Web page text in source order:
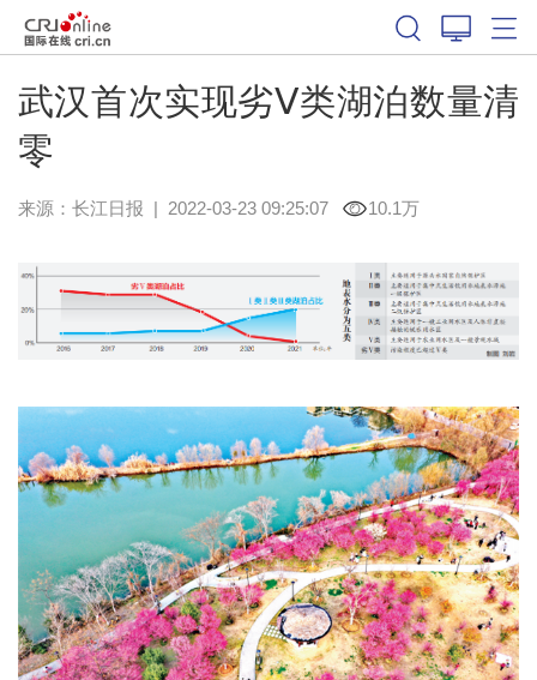
武汉首次实现劣Ⅴ类湖泊数量清
零
来源： 长江日报 | 2022-03-23 09:25:07 10.1万